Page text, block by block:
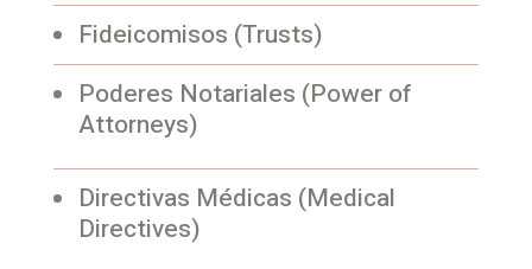
Fideicomisos (Trusts)
Poderes Notariales (Power of
Attorneys)
Directivas Médicas (Medical
Directives)